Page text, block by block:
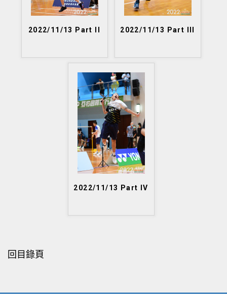
2022/11/13 Part II 2022/11/13 Part III
2022/11/13 Part IV
回目錄頁